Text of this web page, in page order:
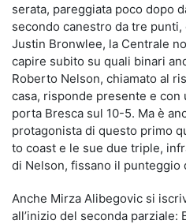
serata, pareggiata poco dopo
secondo canestro da tre
Justin Bronwlee, la Centrale
capire subito su quali binari
Roberto Nelson, chiamato al
casa, risponde presente e
porta Bresca sul 10-5. Ma è
protagonista di questo primo
to coast e le sue due triple,
di Nelson, fissano il
Anche Mirza Alibegovic si
all’inizio del seconda parziale: